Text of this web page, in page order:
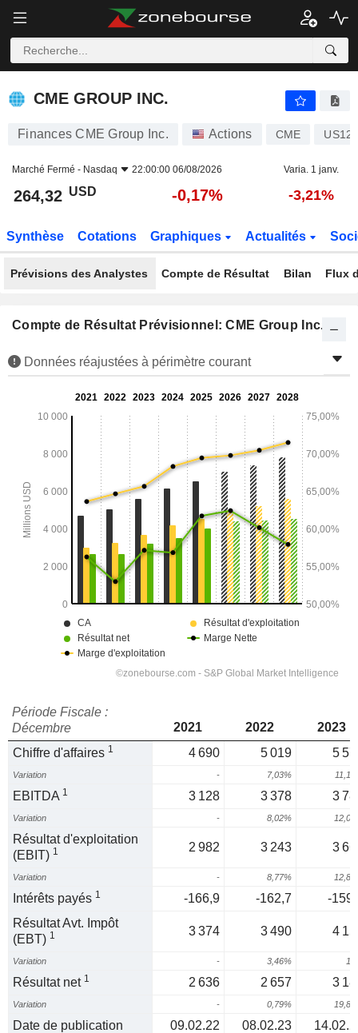
CME GROUP INC.
CME GROUP INC.
Finances CME Group Inc. Actions CME
Marché Fermé - Nasdaq 22:00:00 06/08/2026 Varia. 1 janv.
264,32 USD -0,17% -3,21%
Synthèse Cotations Graphiques Actualités
Prévisions des Analystes Compte de Résultat Bilan Flux
Compte de Résultat Prévisionnel: CME Group Inc.
Données réajustées à périmètre courant
Période Fiscale :
Décembre
2021 2022
2023
Chiffre d'affaires 1 4 690 5 019 5
Variation - 7,03%
EBITDA 1 3 128 3 378 3
Variation - 8,02%
Résultat d'exploitation
(EBIT) 1 2 982 3 243 3
Variation - 8,77%
Intérêts payés 1 -166,9 -162,7
-
Résultat Avt. Impôt
(EBT) 1 3 374 3 490 4
Variation - 3,46%
Résultat net 1 2 636 2 657 3
Variation - 0,79%
Date de publication 09.02.22 08.02.23